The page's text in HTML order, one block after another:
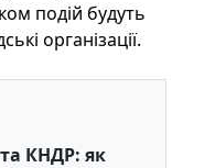
подій будуть
організації.
та КНДР: як